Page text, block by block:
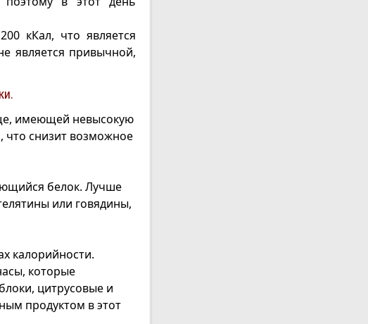
кКал, что является
является привычной,
имеющей невысокую
снизит возможное
белок. Лучше
или говядины,
калорийности.
которые
цитрусовые и
продуктом в этот